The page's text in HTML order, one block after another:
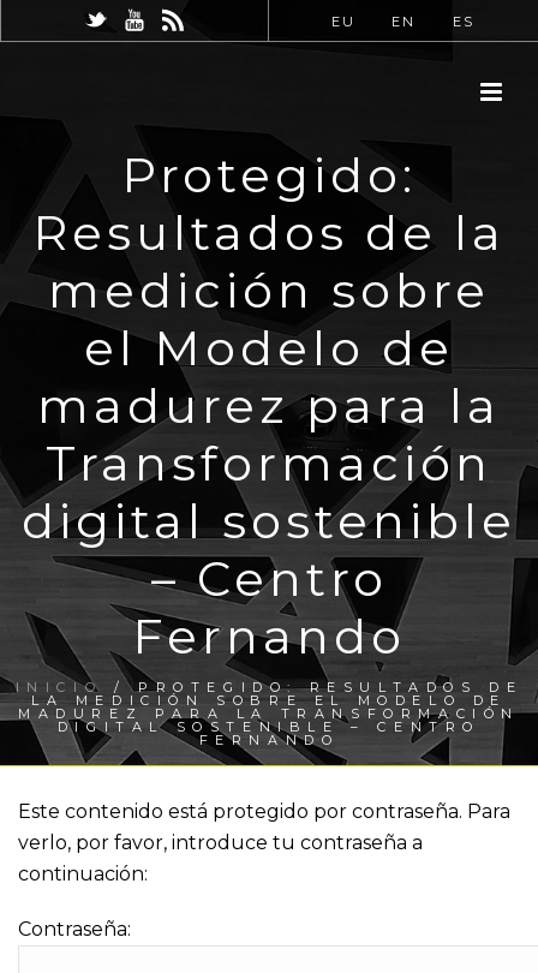
EU EN ES
Protegido:
Resultados de la
medición sobre
el Modelo de
madurez para la
Transformación
digital sostenible
– Centro
Fernando
INICIO /PROTEGIDO: RESULTADOS DE
LA MEDICIÓN SOBRE EL MODELO DE
MADUREZ PARA LA TRANSFORMACIÓN
DIGITAL SOSTENIBLE – CENTRO
FERNANDO
Este contenido está protegido por contraseña. Para
verlo, por favor, introduce tu contraseña a
continuación:
Contraseña: